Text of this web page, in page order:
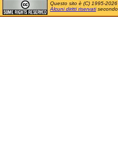
Questo sito è (C) 1995-
Alcuni diritti riservatisecondo